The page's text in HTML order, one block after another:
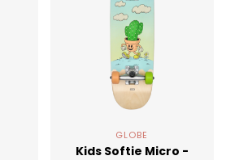
GLOBE
Kids Softie Micro -